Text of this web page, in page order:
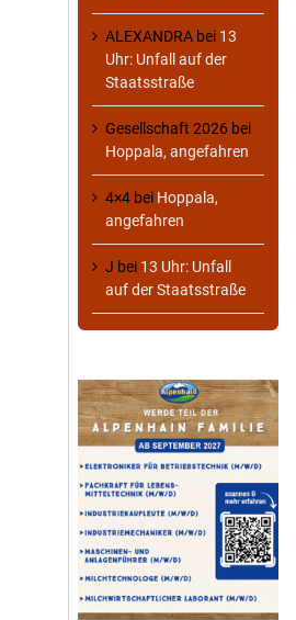
ALEXANDRA bei 13
Uhr: Unfall auf der
Staatsstraße
Gesellschaft 2026 bei
Hoppala, angefahren
4×4 bei Hoppala,
angefahren
J bei 13 Uhr: Unfall
auf der Staatsstraße